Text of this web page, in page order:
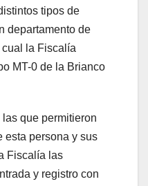
tipos de
departamento de
cual la Fiscalía
MT-0 de la Brianco
que permitieron
esta persona y sus
Fiscalía las
y registro con